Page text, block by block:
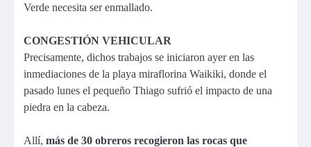
Verde necesita ser enmallado.
CONGESTIÓN VEHICULAR
Precisamente, dichos trabajos se iniciaron ayer en las
inmediaciones de la playa miraflorina Waikiki, donde el
pasado lunes el pequeño Thiago sufrió el impacto de una
piedra en la cabeza.
Allí, más de 30 obreros recogieron las rocas que